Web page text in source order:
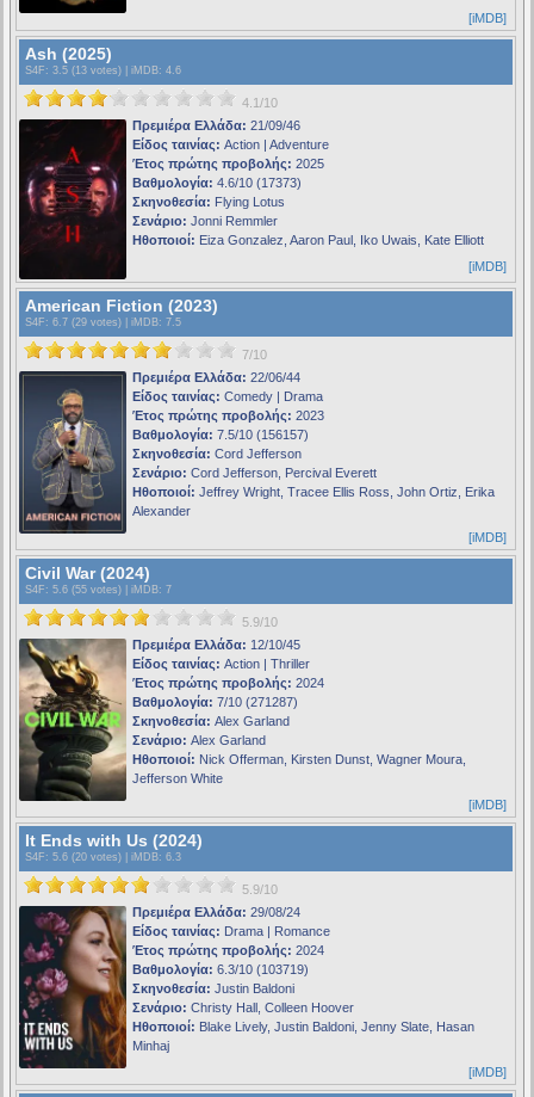
[iMDB]
Ash (2025)
S4F : 3.5 (13 votes) | iMDB: 4.6
4.1/10
Πρεμιέρα Ελλάδα: 21/09/46
Είδος ταινίας: Action | Adventure
Έτος πρώτης προβολής: 2025
Βαθμολογία: 4.6/10 (17373)
Σκηνοθεσία: Flying Lotus
Σενάριο: Jonni Remmler
Ηθοποιοί: Eiza Gonzalez, Aaron Paul, Iko Uwais, Kate Elliott
[iMDB]
American Fiction (2023)
S4F : 6.7 (29 votes) | iMDB: 7.5
7/10
Πρεμιέρα Ελλάδα: 22/06/44
Είδος ταινίας: Comedy | Drama
Έτος πρώτης προβολής: 2023
Βαθμολογία: 7.5/10 (156157)
Σκηνοθεσία: Cord Jefferson
Σενάριο: Cord Jefferson, Percival Everett
Ηθοποιοί: Jeffrey Wright, Tracee Ellis Ross, John Ortiz, Erika
Alexander
[iMDB]
Civil War (2024)
S4F : 5.6 (55 votes) | iMDB: 7
5.9/10
Πρεμιέρα Ελλάδα: 12/10/45
Είδος ταινίας: Action | Thriller
Έτος πρώτης προβολής: 2024
Βαθμολογία: 7/10 (271287)
Σκηνοθεσία: Alex Garland
Σενάριο: Alex Garland
Ηθοποιοί: Nick Offerman, Kirsten Dunst, Wagner Moura,
Jefferson White
[iMDB]
It Ends with Us (2024)
S4F : 5.6 (20 votes) | iMDB: 6.3
5.9/10
Πρεμιέρα Ελλάδα: 29/08/24
Είδος ταινίας: Drama | Romance
Έτος πρώτης προβολής: 2024
Βαθμολογία: 6.3/10 (103719)
Σκηνοθεσία: Justin Baldoni
Σενάριο: Christy Hall, Colleen Hoover
Ηθοποιοί: Blake Lively, Justin Baldoni, Jenny Slate, Hasan
Minhaj
[iMDB]